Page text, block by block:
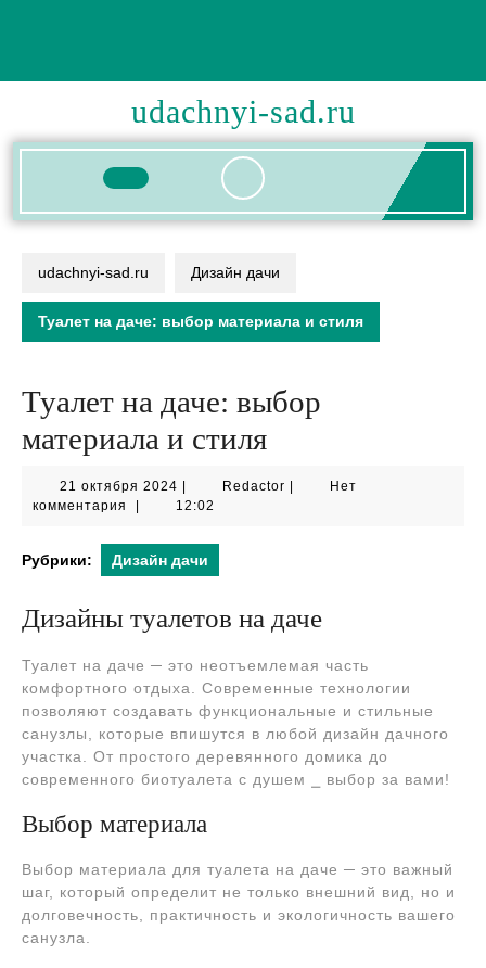
udachnyi-sad.ru
Кнопка
udachnyi-sad.ru Дизайн дачи
Туалет на даче: выбор материала и стиля
Туалет на даче: выбор
материала и стиля
21 октября 2024 21
октября
RedactorRedactor
Нет
комментария
12:02
Рубрики: Дизайн дачи
Дизайны туалетов на даче
Туалет на даче ─ это неотъемлемая часть
комфортного отдыха. Современные технологии
позволяют создавать функциональные и стильные
санузлы, которые впишутся в любой дизайн дачного
участка. От простого деревянного домика до
современного биотуалета с душем ⎯ выбор за вами!
Выбор материала
Выбор материала для туалета на даче ─ это важный
шаг, который определит не только внешний вид, но и
долговечность, практичность и экологичность вашего
санузла.